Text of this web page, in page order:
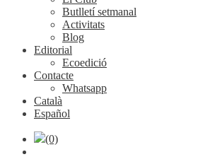
Butlletí setmanal
Activitats
Blog
Editorial
Ecoedició
Contacte
Whatsapp
Català
Español
(0)